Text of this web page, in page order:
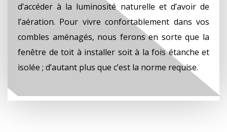
d’accéder à la luminosité naturelle et d’avoir de
l’aération. Pour vivre confortablement dans vos
combles aménagés, nous ferons en sorte que la
fenêtre de toit à installer soit à la fois étanche et
isolée ; d’autant plus que c’est la norme requise.